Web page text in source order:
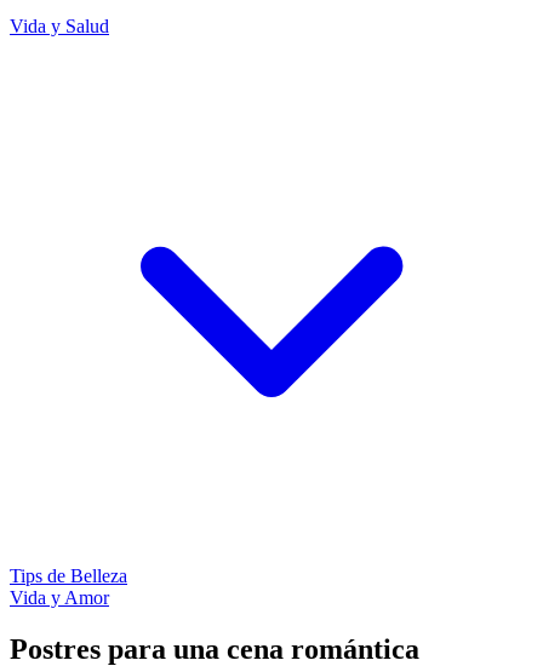
Vida y Salud
Tips de Belleza
Vida y Amor
Postres para una cena romántica